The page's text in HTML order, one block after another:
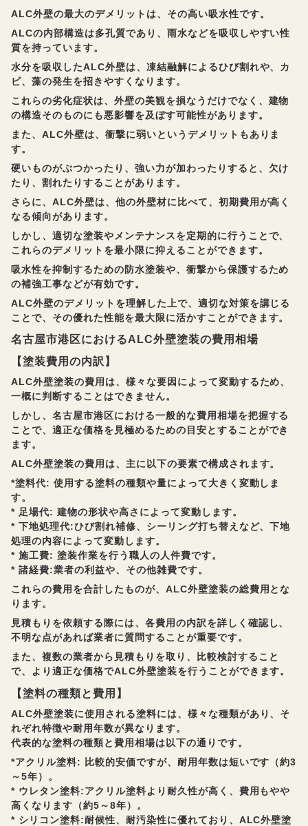
ALC外壁の最大のデメリットは、その高い吸水性です。
ALCの内部構造は多孔質であり、雨水などを吸収しやすい性
質を持っています。
水分を吸収したALC外壁は、凍結融解によるひび割れや、カ
ビ、藻の発生を招きやすくなります。
これらの劣化症状は、外壁の美観を損なうだけでなく、建物
の構造そのものにも悪影響を及ぼす可能性があります。
また、ALC外壁は、衝撃に弱いというデメリットもありま
す。
硬いものがぶつかったり、強い力が加わったりすると、欠け
たり、割れたりすることがあります。
さらに、ALC外壁は、他の外壁材に比べて、初期費用が高く
なる傾向があります。
しかし、適切な塗装やメンテナンスを定期的に行うことで、
これらのデメリットを最小限に抑えることができます。
吸水性を抑制するための防水塗装や、衝撃から保護するため
の補強工事などが有効です。
ALC外壁のデメリットを理解した上で、適切な対策を講じる
ことで、その優れた性能を最大限に活かすことができます。
名古屋市港区におけるALC外壁塗装の費用相場
【塗装費用の内訳】
ALC外壁塗装の費用は、様々な要因によって変動するため、
一概に判断することはできません。
しかし、名古屋市港区における一般的な費用相場を把握する
ことで、適正な価格を見極めるための目安とすることができ
ます。
ALC外壁塗装の費用は、主に以下の要素で構成されます。
*塗料代: 使用する塗料の種類や量によって大きく変動しま
す。
* 足場代: 建物の形状や高さによって変動します。
* 下地処理代:ひび割れ補修、シーリング打ち替えなど、下地
処理の内容によって変動します。
* 施工費: 塗装作業を行う職人の人件費です。
* 諸経費:業者の利益や、その他雑費です。
これらの費用を合計したものが、ALC外壁塗装の総費用とな
ります。
見積もりを依頼する際には、各費用の内訳を詳しく確認し、
不明な点があれば業者に質問することが重要です。
また、複数の業者から見積もりを取り、比較検討すること
で、より適正な価格でALC外壁塗装を行うことができます。
【塗料の種類と費用】
ALC外壁塗装に使用される塗料には、様々な種類があり、そ
れぞれ特徴や耐用年数が異なります。
代表的な塗料の種類と費用相場は以下の通りです。
*アクリル塗料: 比較的安価ですが、耐用年数は短いです（約3
～5年）。
* ウレタン塗料:アクリル塗料より耐久性が高く、費用もやや
高くなります（約5～8年）。
* シリコン塗料:耐候性、耐汚染性に優れており、ALC外壁塗